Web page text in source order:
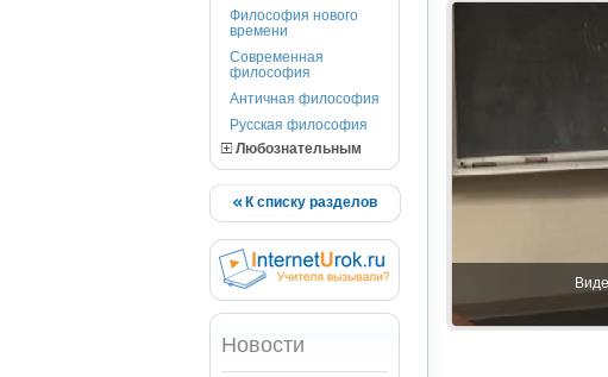
Философия нового
времени
Современная
философия
Античная философия
Русская философия
Любознательным
К списку разделов
Новости